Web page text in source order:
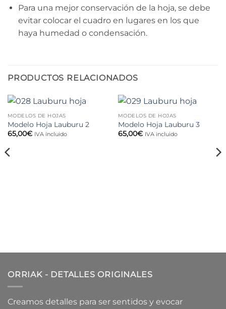
Para una mejor conservación de la hoja, se debe
evitar colocar el cuadro en lugares en los que
haya humedad o condensación.
PRODUCTOS RELACIONADOS
MODELOS DE HOJAS
Modelo Hoja Lauburu 2
65,00€ IVA incluido
MODELOS DE HOJAS
Modelo Hoja Lauburu 3
65,00€ IVA incluido
ORRIAK - DETALLES ORIGINALES
Creamos detalles para ser sentidos y evocar